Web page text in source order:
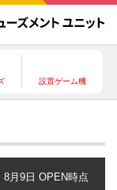
設置ゲーム機
8月9日 OPEN時点